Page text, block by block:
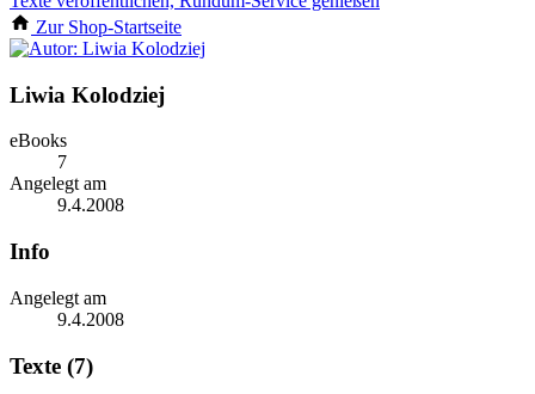
Zur Shop-Startseite
Liwia Kolodziej
eBooks
7
Angelegt am
9.4.2008
Info
Angelegt am
9.4.2008
Texte (7)